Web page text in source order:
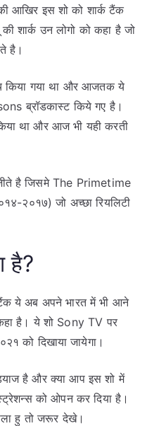
आखिर इस शो को शार्क टैंक
शार्क उन लोगो को कहा है जो
है।
किया गया था और आजतक ये
ब्रॉडकास्ट किये गए है।
था और आज भी यही करती
है जिसमे The Primetime
२०१७) जो अच्छा रियलिटी
है?
टैंक ये अब अपने भारत में भी आने
है। ये शो Sony TV पर
को दिखाया जायेगा।
है और क्या आप इस शो में
को ओपन कर दिया है।
हु तो जरूर देखे।